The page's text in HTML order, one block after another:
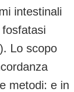
intestinali
Lo scopo
metodi: e in